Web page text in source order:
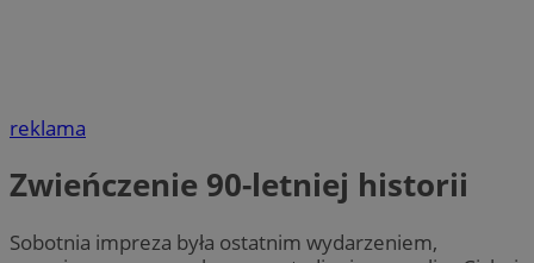
reklama
Zwieńczenie 90-letniej historii
Sobotnia impreza była ostatnim wydarzeniem,